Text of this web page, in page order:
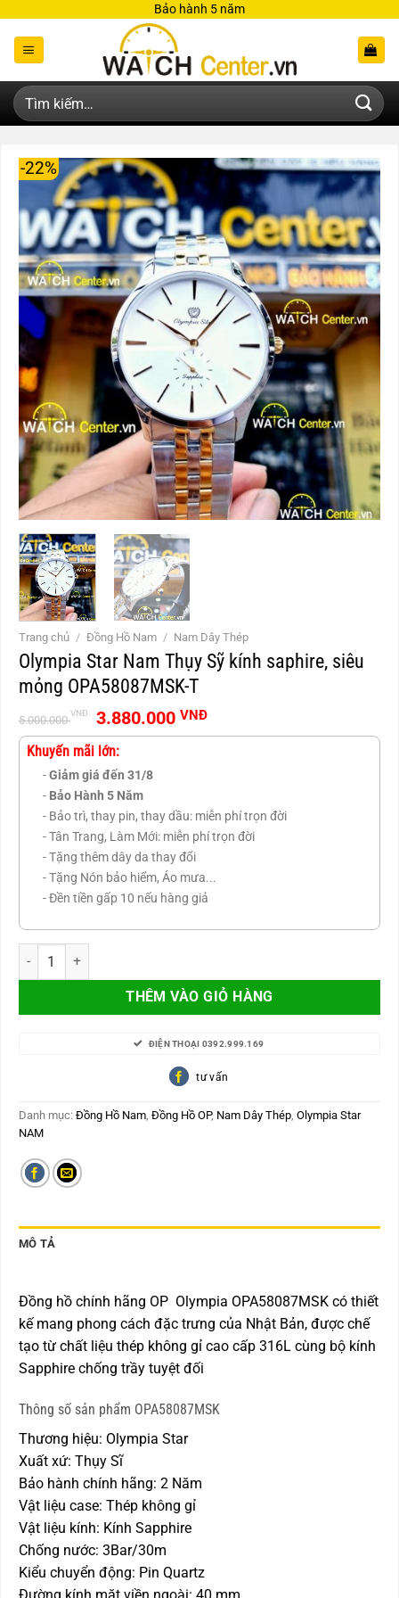
qua
dung
Bảo hành 5 năm
Tìm
kiếm:
-22%
Trang chủ / Đồng Hồ Nam / Nam Dây Thép
Olympia Star Nam Thụy Sỹ kính saphire, siêu
mỏng OPA58087MSK-T
5.000.000
VNĐ
Giá
gốc
là:
5.000.000 VNĐ.
3.880.000 VNĐGiá
hiện
Khuyến mãi lớn:
-Giảm giá đến 31/8
- Bảo Hành 5 Năm
- Bảo trì, thay pin, thay dầu: miễn phí trọn đời
- Tân Trang, Làm Mới: miễn phí trọn đời
- Tặng thêm dây da thay đổi
- Tặng Nón bảo hiểm, Áo mưa...
- Đền tiền gấp 10 nếu hàng giả
Olympia Star Nam Thụy Sỹ kính saphire, siêu mỏng
THÊM VÀO GIỎ HÀNG
ĐIỆN THOẠI 0392.999.169
tư vấn
Danh mục: Đồng Hồ Nam Đồng Hồ OP, Nam Dây Thép Olympia Star
NAM
MÔ TẢ
Đồng hồ chính hãng OP Olympia OPA58087MSK có thiết
kế mang phong cách đặc trưng của Nhật Bản, được chế
tạo từ chất liệu thép không gỉ cao cấp 316L cùng bộ kính
Sapphire chống trầy tuyệt đối
Thông số sản phẩm OPA58087MSK
Thương hiệu: Olympia Star
Xuất xứ: Thụy Sĩ
Bảo hành chính hãng: 2 Năm
Vật liệu case: Thép không gỉ
Vật liệu kính: Kính Sapphire
Chống nước: 3Bar/30m
Kiểu chuyển động: Pin Quartz
Đường kính mặt viền ngoài: 40 mm